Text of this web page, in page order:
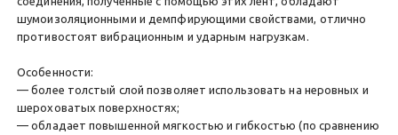
шумоизоляционными и демпфирующими свойствами, отлично
противостоят вибрационным и ударным нагрузкам.
Особенности:
— более толстый слой позволяет использовать на неровных и
шероховатых поверхностях;
— обладает повышенной мягкостью и гибкостью (по сравнению